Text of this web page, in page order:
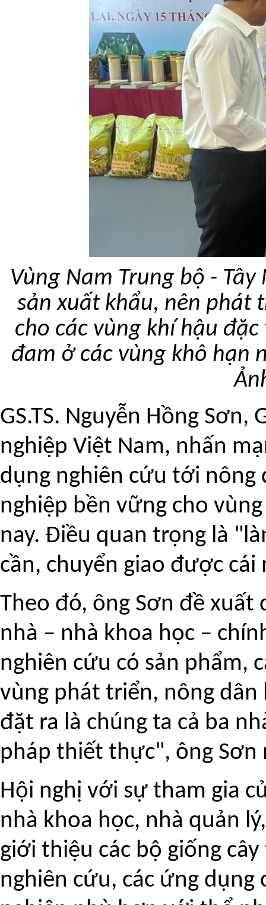
Vùng Nam Trung bộ -
sản xuất khẩu, nên phát
cho các vùng khí hậu
đam ở các vùng khô hạn
GS.TS. Nguyễn Hồng
nghiệp Việt Nam, nhấn
dụng nghiên cứu tới nông
nghiệp bền vững cho
nay. Điều quan trọng là
cần, chuyển giao được
Theo đó, ông Sơn đề xuất
nhà – nhà khoa học –
nghiên cứu có sản phẩm,
vùng phát triển, nông
đặt ra là chúng ta cả ba
pháp thiết thực", ông Sơn
Hội nghị với sự tham gia
nhà khoa học, nhà quản
giới thiệu các bộ giống
nghiên cứu, các ứng